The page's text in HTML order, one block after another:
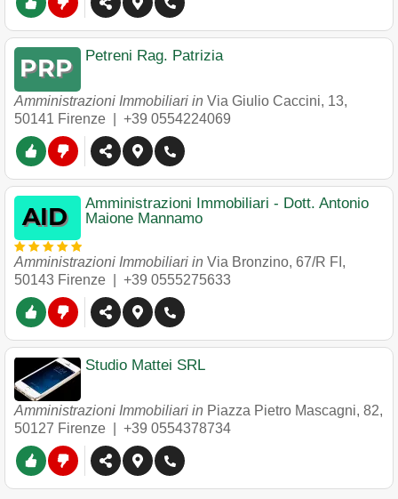
Petreni Rag. Patrizia
Amministrazioni Immobiliari in Via Giulio Caccini, 13,
50141 Firenze +39 0554224069
Amministrazioni Immobiliari - Dott. Antonio
Maione Mannamo
Amministrazioni Immobiliari in Via Bronzino, 67/R FI ,
50143 Firenze +39 0555275633
Studio Mattei SRL
Amministrazioni Immobiliari in Piazza Pietro Mascagni, 82,
50127 Firenze +39 0554378734